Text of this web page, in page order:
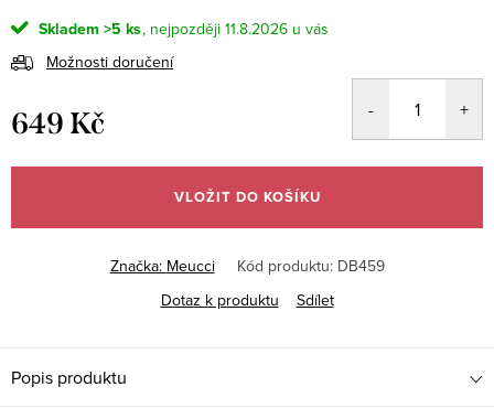
Skladem >5 ks
11.8.2026
Možnosti doručení
649 Kč
cena:
VLOŽIT DO KOŠÍKU
Značka: Meucci Kód produktu: DB459
Dotaz k produktu
Sdílet
Popis produktu